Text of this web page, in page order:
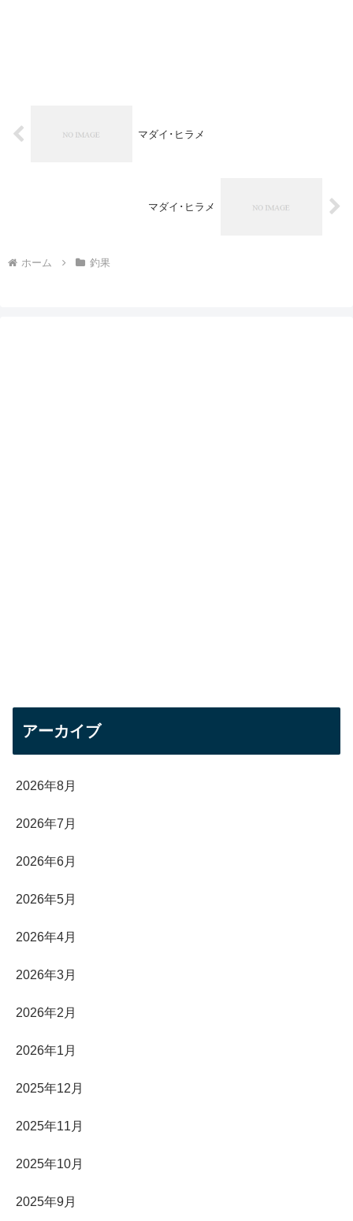
マダイ･ヒラメ
マダイ･ヒラメ
ホーム 釣果
アーカイブ
2026年8月
2026年7月
2026年6月
2026年5月
2026年4月
2026年3月
2026年2月
2026年1月
2025年12月
2025年11月
2025年10月
2025年9月